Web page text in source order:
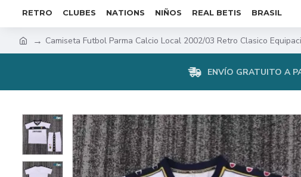
RETRO CLUBES NATIONS NIÑOS REAL BETIS BRASIL
Camiseta Futbol Parma Calcio Local 2002/03 Retro Clasico
ENVÍO GRATUITO A